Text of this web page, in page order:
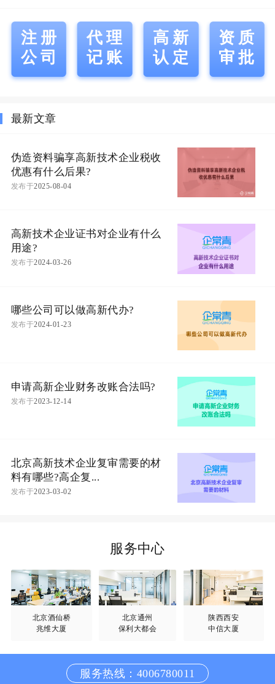
注册
公司
代理
记账
高新
认定
资质
审批
最新文章
伪造资料骗享高新技术企业税收
优惠有什么后果?
发布于2025-08-04
高新技术企业证书对企业有什么
用途?
发布于2024-03-26
哪些公司可以做高新代办?
发布于2024-01-23
申请高新企业财务改账合法吗?
发布于2023-12-14
北京高新技术企业复审需要的材
料有哪些?高企复...
发布于2023-03-02
服务中心
北京酒仙桥
兆维大厦
北京通州
保利大都会
陕西西安
中信大厦
服务热线：4006780011